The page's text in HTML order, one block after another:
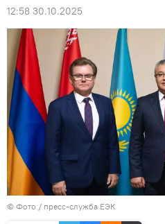
12:58 30.10.2025
© Фото / пресс-служба ЕЭК